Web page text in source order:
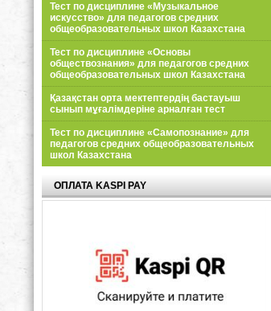
Тест по дисциплине «Музыкальное
искусство» для педагогов средних
общеобразовательных школ Казахстана
Тест по дисциплине «Основы
обществознания» для педагогов средних
общеобразовательных школ Казахстана
Қазақстан орта мектептердің бастауыш
сынып мұғалімдеріне арналған тест
Тест по дисциплине «Самопознание» для
педагогов средних общеобразовательных
школ Казахстана
ОПЛАТА KASPI PAY